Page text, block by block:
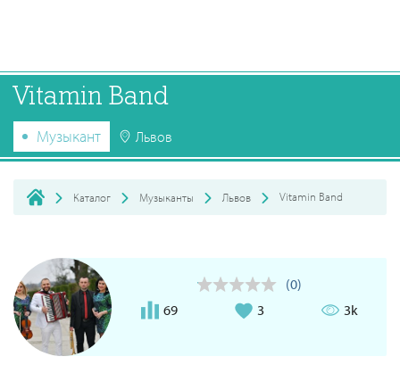
Vitamin Band
Музыкант Львов
Каталог Музыканты Львов Vitamin Band
(0)
69
3 3k